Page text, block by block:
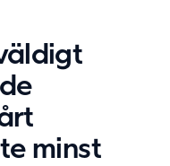
minst